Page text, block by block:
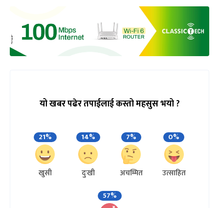
यो खबर पढेर तपाईलाई कस्तो महसुस भयो ?
21%
खुसी
14%
दुःखी
7%
अचम्मित
0%
उत्साहित
57%